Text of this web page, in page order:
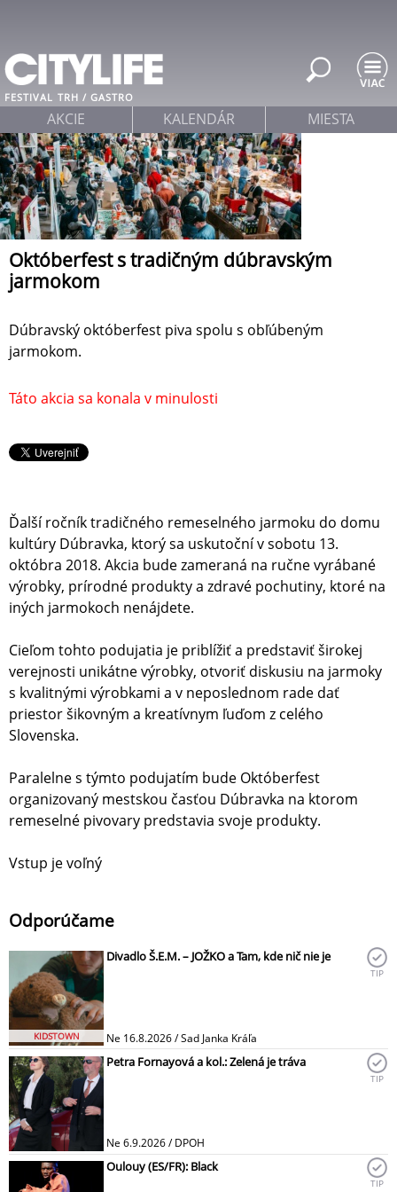
FESTIVAL TRH / GASTRO
Októberfest s tradičným dúbravským
jarmokom
Dúbravský októberfest piva spolu s obľúbeným
jarmokom.
Táto akcia sa konala v minulosti
Ďalší ročník tradičného remeselného jarmoku do domu
kultúry Dúbravka, ktorý sa uskutoční v sobotu 13.
októbra 2018. Akcia bude zameraná na ručne vyrábané
výrobky, prírodné produkty a zdravé pochutiny, ktoré na
iných jarmokoch nenájdete.
Cieľom tohto podujatia je priblížiť a predstaviť širokej
verejnosti unikátne výrobky, otvoriť diskusiu na jarmoky
s kvalitnými výrobkami a v neposlednom rade dať
priestor šikovným a kreatívnym ľuďom z celého
Slovenska.
Paralelne s týmto podujatím bude Októberfest
organizovaný mestskou časťou Dúbravka na ktorom
remeselné pivovary predstavia svoje produkty.
Vstup je voľný
Odporúčame
KIDSTOWN
Divadlo Š.E.M. – JOŽKO a Tam, kde nič nie je
Ne 16.8.2026 / Sad Janka Kráľa
TIP
Petra Fornayová a kol.: Zelená je tráva
Ne 6.9.2026 / DPOH
TIP
Oulouy (ES/FR): Black
TIP
AKCIE KALENDÁR MIESTA